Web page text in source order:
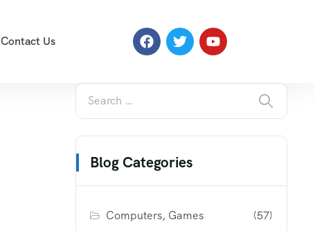
Contact Us
Blog Categories
Computers, Games (57)